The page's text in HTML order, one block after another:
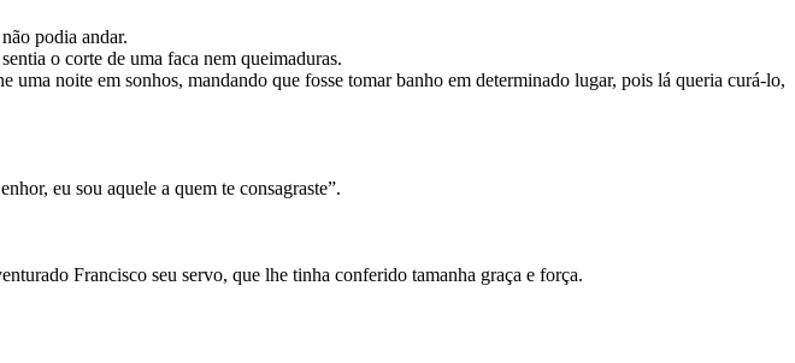
podia andar.
o corte de uma faca nem queimaduras.
noite em sonhos, mandando que fosse tomar banho em determinado lugar, pois lá queria curá-lo,
eu sou aquele a quem te consagraste”.
Francisco seu servo, que lhe tinha conferido tamanha graça e força.